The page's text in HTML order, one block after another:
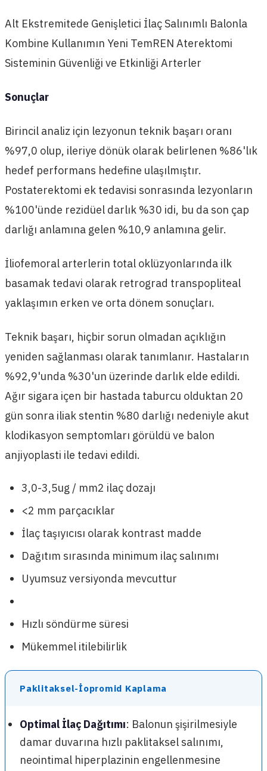
Alt Ekstremitede Genişletici İlaç Salınımlı Balonla
Kombine Kullanımın Yeni TemREN Aterektomi
Sisteminin Güvenliği ve Etkinliği Arterler
Sonuçlar
Birincil analiz için lezyonun teknik başarı oranı
%97,0 olup, ileriye dönük olarak belirlenen %86'lık
hedef performans hedefine ulaşılmıştır.
Postaterektomi ek tedavisi sonrasında lezyonların
%100'ünde rezidüel darlık %30 idi, bu da son çap
darlığı anlamına gelen %10,9 anlamına gelir.
İliofemoral arterlerin total oklüzyonlarında ilk
basamak tedavi olarak retrograd transpopliteal
yaklaşımın erken ve orta dönem sonuçları.
Teknik başarı, hiçbir sorun olmadan açıklığın
yeniden sağlanması olarak tanımlanır. Hastaların
%92,9'unda %30'un üzerinde darlık elde edildi.
Ağır sigara içen bir hastada taburcu olduktan 20
gün sonra iliak stentin %80 darlığı nedeniyle akut
klodikasyon semptomları görüldü ve balon
anjiyoplasti ile tedavi edildi.
3,0-3,5ug / mm2 ilaç dozajı
<2 mm parçacıklar
İlaç taşıyıcısı olarak kontrast madde
Dağıtım sırasında minimum ilaç salınımı
Uyumsuz versiyonda mevcuttur
Hızlı söndürme süresi
Mükemmel itilebilirlik
Paklitaksel-İopromid Kaplama
Optimal İlaç Dağıtımı: Balonun şişirilmesiyle
damar duvarına hızlı paklitaksel salınımı,
neointimal hiperplazinin engellenmesine